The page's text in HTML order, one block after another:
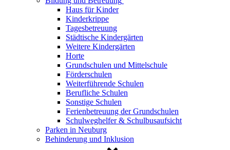
Haus für Kinder
Kinderkrippe
Tagesbetreuung
Städtische Kindergärten
Weitere Kindergärten
Horte
Grundschulen und Mittelschule
Förderschulen
Weiterführende Schulen
Berufliche Schulen
Sonstige Schulen
Ferienbetreuung der Grundschulen
Schulweghelfer & Schulbusaufsicht
Parken in Neuburg
Behinderung und Inklusion